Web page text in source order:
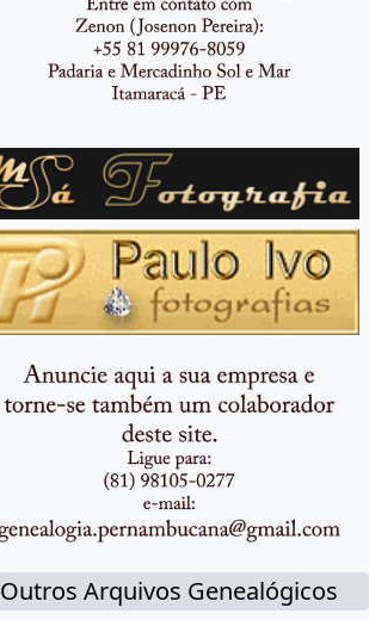
Outros Arquivos Genealógicos